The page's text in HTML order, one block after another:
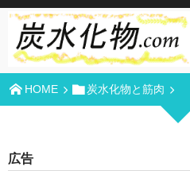
HOME 炭水化物と筋肉
広告